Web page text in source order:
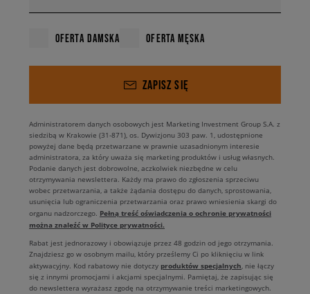
OFERTA DAMSKA OFERTA MĘSKA
ZAPISZ SIĘ
Administratorem danych osobowych jest Marketing Investment Group S.A. z
siedzibą w Krakowie (31-871), os. Dywizjonu 303 paw. 1, udostępnione
powyżej dane będą przetwarzane w prawnie uzasadnionym interesie
administratora, za który uważa się marketing produktów i usług własnych.
Podanie danych jest dobrowolne, aczkolwiek niezbędne w celu
otrzymywania newslettera. Każdy ma prawo do zgłoszenia sprzeciwu
wobec przetwarzania, a także żądania dostępu do danych, sprostowania,
usunięcia lub ograniczenia przetwarzania oraz prawo wniesienia skargi do
organu nadzorczego. Pełną treść oświadczenia o ochronie prywatności
można znaleźć w Polityce prywatności.
Rabat jest jednorazowy i obowiązuje przez 48 godzin od jego otrzymania.
Znajdziesz go w osobnym mailu, który prześlemy Ci po kliknięciu w link
aktywacyjny. Kod rabatowy nie dotyczy produktów specjalnych, nie łączy
się z innymi promocjami i akcjami specjalnymi. Pamiętaj, że zapisując się
do newslettera wyrażasz zgodę na otrzymywanie treści marketingowych.